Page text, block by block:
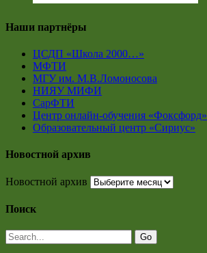
Наши партнёры
ЦСДП «Школа 2000…»
МФТИ
МГУ им. М.В.Ломоносова
НИЯУ МИФИ
СарФТИ
Центр онлайн-обучения «Фоксфорд»
Образовательный центр «Сириус»
Новостной архив
Новостной архив
Поиск